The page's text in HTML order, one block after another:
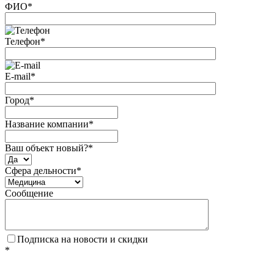
ФИО*
Телефон*
E-mail*
Город*
Название компании*
Ваш объект новый?*
Сфера дельности*
Сообщение
Подписка на новости и скидки
*